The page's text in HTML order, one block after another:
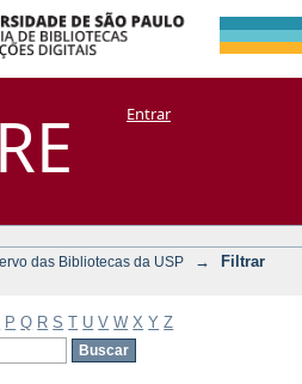
por:
+ CoriscoEntrar
das Bibliotecas da USP →
Filtrar
P Q R S T U V W X Y Z